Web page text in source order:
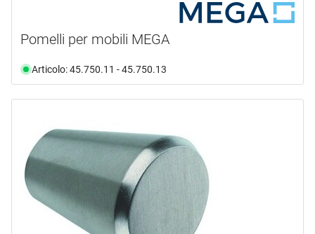
Pomelli per mobili MEGA
Articolo: 45.750.11 - 45.750.13